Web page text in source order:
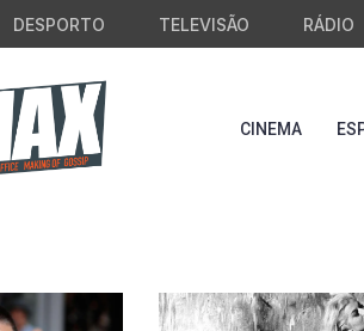
DESPORTO TELEVISÃO RÁDIO
CINEMA